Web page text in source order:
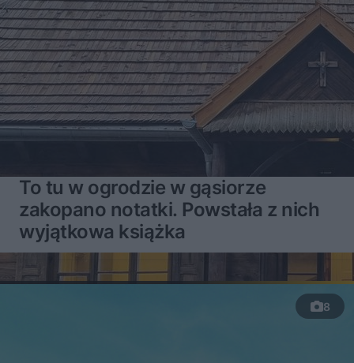
To tu w ogrodzie w gąsiorze
zakopano notatki. Powstała z nich
wyjątkowa książka
8